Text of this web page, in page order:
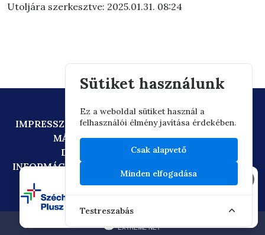
Utoljára szerkesztve: 2025.01.31. 08:24
IMPRESSZUMADATVÉDELEMTECHNIKAI AJÁNLÁS
MÁSOLATKÉSZÍTÉSI SZABÁLYZAT
DIGITÁLIS ÁLLAMPOLGÁRSÁG
INFORMÁCIÓÁTADÁSI SZABÁLYZAT
OIF/FACEBOOK
Sütiket használunk
Ez a weboldal sütiket használ a
felhasználói élmény javítása érdekében.
Csak alapvető
Minden elfogadása
Testreszabás